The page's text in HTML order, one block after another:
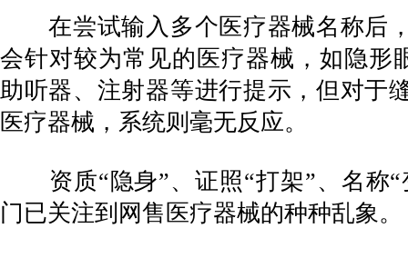
在尝试输入多个医疗器械名称后
会针对较为常见的医疗器械，如隐形
助听器、注射器等进行提示，但对于
医疗器械，系统则毫无反应。
资质“隐身”、证照“打架”、名称
门已关注到网售医疗器械的种种乱象。